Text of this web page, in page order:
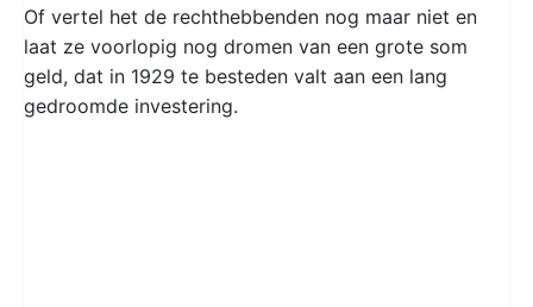
Of vertel het de rechthebbenden nog maar niet en
laat ze voorlopig nog dromen van een grote som
geld, dat in 1929 te besteden valt aan een lang
gedroomde investering.